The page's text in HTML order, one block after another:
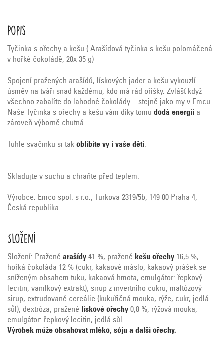
Popis
Tyčinka s ořechy a kešu ( Arašídová tyčinka s kešu polomáčená
v hořké čokoládě, 20x 35 g)
Spojení pražených arašídů, lískových jader a kešu vykouzlí
úsměv na tváři snad každému, kdo má rád oříšky. Zvlášť když
všechno zabalíte do lahodné čokolády – stejně jako my v Emcu.
Naše Tyčinka s ořechy a kešu vám díky tomu dodá energii a
zároveň výborně chutná.
Tuhle svačinku si tak oblíbíte vy i vaše děti.
Skladujte v suchu a chraňte před teplem.
Výrobce: Emco spol. s r.o., Türkova 2319/5b, 149 00 Praha 4,
Česká republika
Složení
Složení: Pražené arašídy 41 %, pražené kešu ořechy 16,5 %,
hořká čokoláda 12 % (cukr, kakaové máslo, kakaový prášek se
sníženým obsahem tuku, kakaová hmota, emulgátor: řepkový
lecitin, vanilkový extrakt), sirup z invertního cukru, maltózový
sirup, extrudované cereálie (kukuřičná mouka, rýže, cukr, jedlá
sůl), dextróza, pražené
lískové ořechy 0,8 %, rýžová mouka,
emulgátor: řepkový lecitin, jedlá sůl.
Výrobek může obsahovat mléko, sóju a další ořechy.